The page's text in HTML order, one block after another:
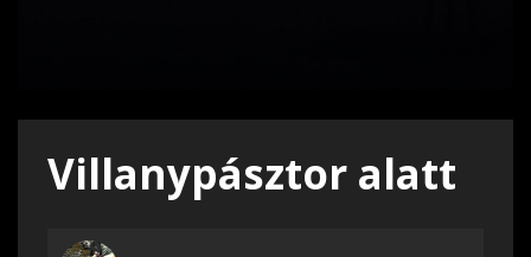
Villanypásztor alatt